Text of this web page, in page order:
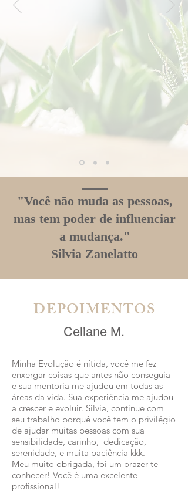
"Você não muda as pessoas,
mas tem poder de influenciar
a mudança."
Silvia Zanelatto
Celiane M.
Minha Evolução é nítida, você me fez
enxergar coisas que antes não conseguia
e sua mentoria me ajudou em todas as
áreas da vida. Sua experiência me ajudou
a crescer e evoluir. Silvia, continue com
seu trabalho porquê você tem o privilégio
de ajudar muitas pessoas com sua
sensibilidade, carinho, dedicação,
serenidade, e muita paciência kkk.
Meu muito obrigada, foi um prazer te
conhecer! Você é uma excelente
profissional!
DEPOIMENTOS